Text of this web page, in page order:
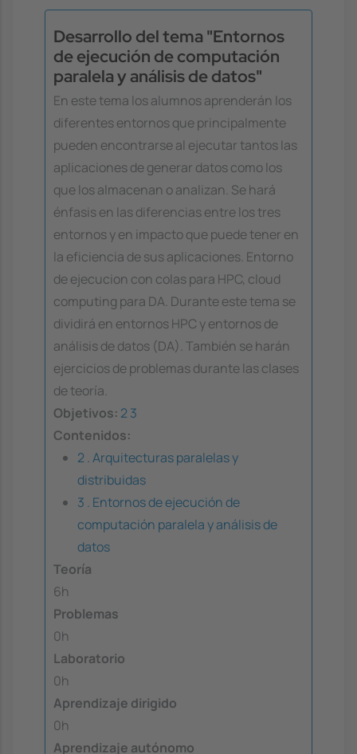
Desarrollo del tema "Entornos
de ejecución de computación
paralela y análisis de datos"
En este tema los alumnos aprenderán los
diferentes entornos que principalmente
pueden encontrarse al ejecutar tantos las
aplicaciones de generar datos como los
que los almacenan o analizan. Se hará
énfasis en las diferencias entre los tres
entornos y en impacto que puede tener en
la eficiencia de sus aplicaciones. Entorno
de ejecucion con colas para HPC, cloud
computing para DA. Durante este tema se
dividirá en entornos HPC y entornos de
análisis de datos (DA). También se harán
ejercicios de problemas durante las clases
de teoría.
Objetivos: 23
Contenidos:
2 . Arquitecturas paralelas y
distribuidas
3 . Entornos de ejecución de
computación paralela y análisis de
datos
Teoría
6h
Problemas
0h
Laboratorio
0h
Aprendizaje dirigido
0h
Aprendizaje autónomo